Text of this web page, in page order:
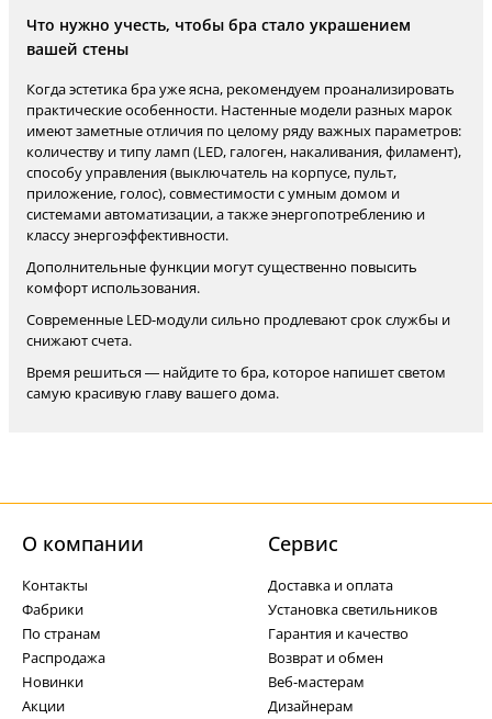
Что нужно учесть, чтобы бра стало украшением
вашей стены
Когда эстетика бра уже ясна, рекомендуем проанализировать
практические особенности. Настенные модели разных марок
имеют заметные отличия по целому ряду важных параметров:
количеству и типу ламп (LED, галоген, накаливания, филамент),
способу управления (выключатель на корпусе, пульт,
приложение, голос), совместимости с умным домом и
системами автоматизации, а также энергопотреблению и
классу энергоэффективности.
Дополнительные функции могут существенно повысить
комфорт использования.
Современные LED-модули сильно продлевают срок службы и
снижают счета.
Время решиться — найдите то бра, которое напишет светом
самую красивую главу вашего дома.
О компании
Контакты
Фабрики
По странам
Распродажа
Новинки
Акции
Cервис
Доставка и оплата
Установка светильников
Гарантия и качество
Возврат и обмен
Веб-мастерам
Дизайнерам